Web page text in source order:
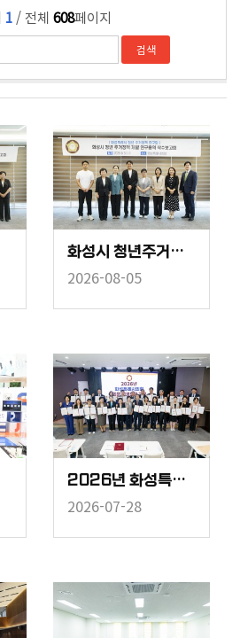
1 / 전체 608페이지
화성시 청년주거정책 연구회 착수보고회
2026-08-05
2026년 화성특례시의회 의원 법정의무교육
2026-07-28